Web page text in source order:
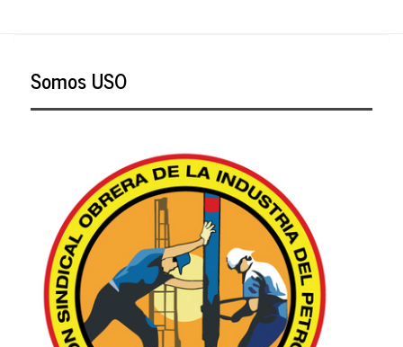
Somos USO